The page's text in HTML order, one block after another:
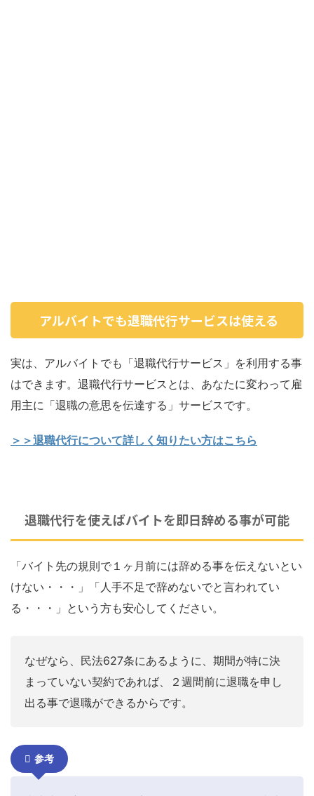
アルバイトでも退職代行サービスは使える
実は、アルバイトでも「退職代行サービス」を利用する事
はできます。退職代行サービスとは、あなたに変わって雇
用主に「退職の意思を伝達する」サービスです。
＞＞退職代行について詳しく知りたい方はこちら
退職代行を使えばバイトを即日辞める事が可能
「バイト先の規則で１ヶ月前には辞める事を伝えないとい
けない・・・」「人手不足で辞めないでと言われてい
る・・・」という方も安心してください。
なぜなら、民法627条にあるように、期間が特に決
まっていない契約であれば、２週間前に退職を申し
出る事で退職ができるからです。
参考